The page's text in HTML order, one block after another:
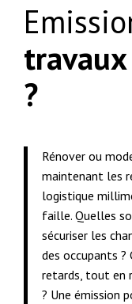
?
Rénover ou
maintenant les
logistique
faille. Quelles
sécuriser les
des occupants
retards, tout en
? Une émission